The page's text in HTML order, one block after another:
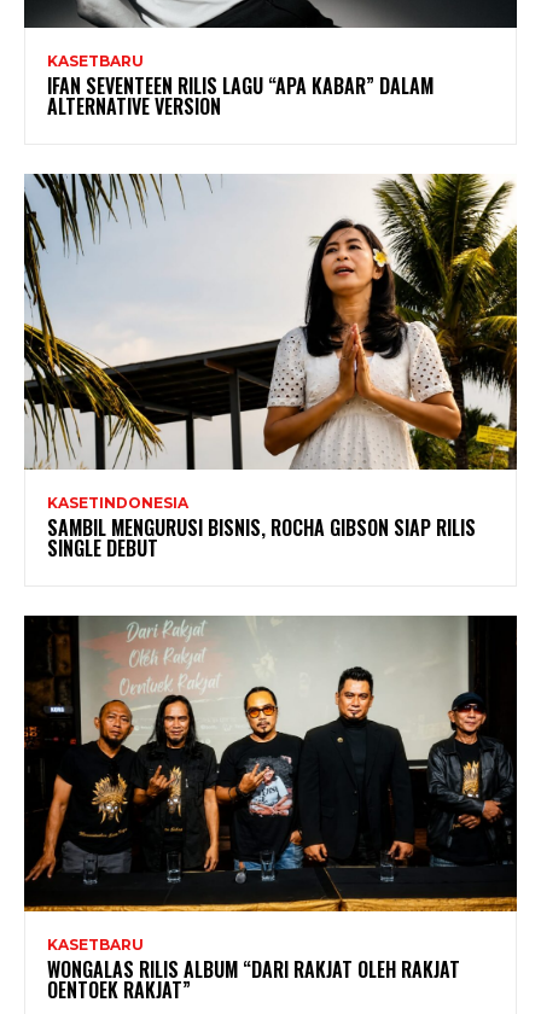
KASETBARU
IFAN SEVENTEEN RILIS LAGU “APA KABAR” DALAM
ALTERNATIVE VERSION
KASETINDONESIA
SAMBIL MENGURUSI BISNIS, ROCHA GIBSON SIAP RILIS
SINGLE DEBUT
KASETBARU
WONGALAS RILIS ALBUM “DARI RAKJAT OLEH RAKJAT
OENTOEK RAKJAT”